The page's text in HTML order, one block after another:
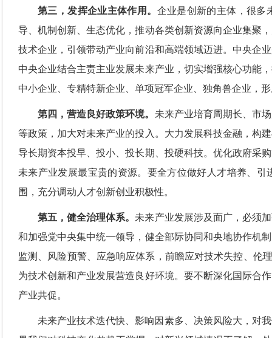
第三，发挥企业主体作用。 企业是创新的主体，很多
导、机制创新、生态优化，推动各类创新资源向企业集聚
技术企业，引领带动产业向前沿和高端领域迈进。中央企
中央企业结合主责主业发展未来产业，切实增强核心功能
中小企业、专精特新企业、单项冠军企业、独角兽企业，
第四，营造良好政策环境。 未来产业培育周期长、市
等政策，加大对未来产业的投入。大力发展科技金融，构
导长期资本投早、投小、投长期、投硬科技。优化政府采
未来产业发展最宝贵的资源。要全方位做好人才培养、
围，充分调动人才创新创业积极性。
第五，健全治理体系。 未来产业发展涉及面广，必须
和加强党中央集中统一领导，健全部际协同和央地协作机
监测、风险预警、应急响应体系，前瞻应对技术失控、伦
为技术创新和产业发展营造良好环境。要不断深化国际合
产业共促。
未来产业技术迭代快、影响因素多、决策风险大，对